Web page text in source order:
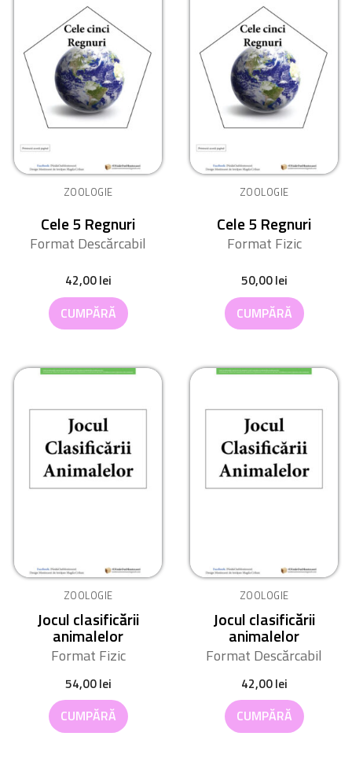
ZOOLOGIE
Cele 5 Regnuri
Format Descărcabil
42,00lei
CUMPĂRĂ
ZOOLOGIE
Cele 5 Regnuri
Format Fizic
50,00lei
CUMPĂRĂ
ZOOLOGIE
Jocul clasificării
animalelor
Format Fizic
54,00lei
CUMPĂRĂ
ZOOLOGIE
Jocul clasificării
animalelor
Format Descărcabil
42,00lei
CUMPĂRĂ